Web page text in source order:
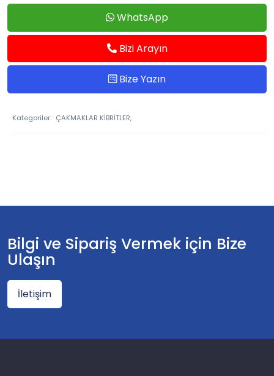
WhatsApp
Bizi Arayın
Bize Yazın
Kategoriler: ÇAKMAKLAR KİBRİTLER,
Bilgi ve Sipariş Vermek için Bize
Ulaşın
İletişim